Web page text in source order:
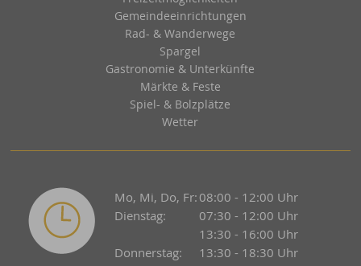
Gemeindeeinrichtungen
Rad- & Wanderwege
Spargel
Gastronomie & Unterkünfte
Märkte & Feste
Spiel- & Bolzplätze
Wetter
Mo, Mi, Do, Fr: 08:00 - 12:00 Uhr
Dienstag:
07:30 - 12:00 Uhr
13:30 - 16:00 Uhr
Donnerstag:
13:30 - 18:30 Uhr